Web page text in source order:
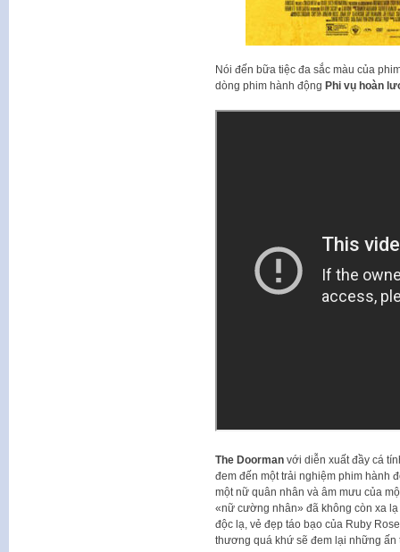
Nói đến bữa tiệc đa sắc màu của
dòng phim hành động Phi vụ hoàn
The Doormanvới diễn xuất đầy cá
đem đến một trải nghiệm phim hành
một nữ quân nhân và âm mưu của
«nữ cường nhân» đã không còn xa
độc lạ, vẻ đẹp táo bạo của Ruby
thương quá khứ sẽ đem lại những